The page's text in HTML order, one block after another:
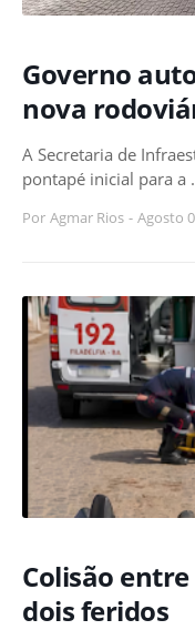
Governo
nova
A Secretaria de
pontapé inicial para a
Por Agmar Rios - Agosto
Colisão
dois feridos